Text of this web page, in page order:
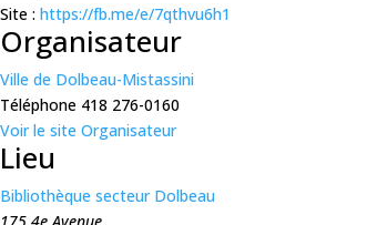
Site : https://fb.me/e/7qthvu6h1
Organisateur
Ville de Dolbeau-Mistassini
Téléphone 418 276-0160
Voir le site Organisateur
Lieu
Bibliothèque secteur Dolbeau